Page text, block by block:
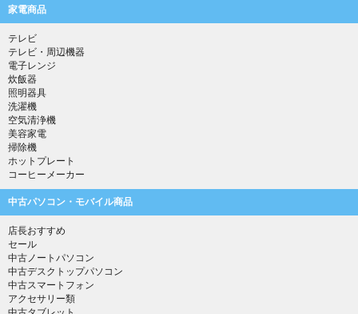
家電商品
テレビ
テレビ・周辺機器
電子レンジ
炊飯器
照明器具
洗濯機
空気清浄機
美容家電
掃除機
ホットプレート
コーヒーメーカー
中古パソコン・モバイル商品
店長おすすめ
セール
中古ノートパソコン
中古デスクトップパソコン
中古スマートフォン
アクセサリー類